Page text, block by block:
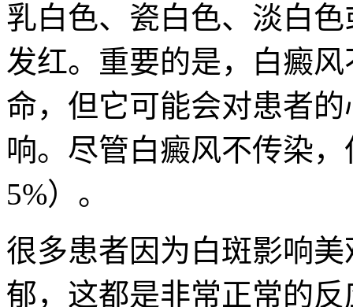
乳白色、瓷白色、淡白
发红。重要的是，白癜
命，但它可能会对患者
响。尽管白癜风不传染
5%）。
很多患者因为白斑影响
郁，这都是非常正常的